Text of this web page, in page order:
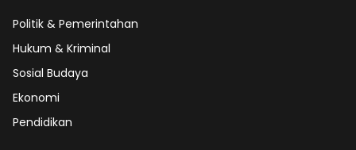
Politik & Pemerintahan
Hukum & Kriminal
Sosial Budaya
Ekonomi
Pendidikan